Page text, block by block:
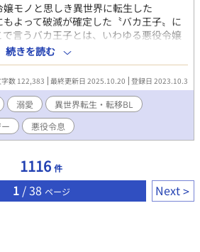
モノと思しき異世界に転生した
もよって破滅が確定した〝バカ王子〟に
言うバカ王子とは、いわゆる悪役令嬢
婚約破棄を主人公に告げ、最後はざまぁ
破滅させられる例のアンポンタンのこ
はこの異世界でそのバカ王子として生
つーわけで、脱☆バカ王子！を目指し、
歩き始めた俺だが、そんな俺になぜ
とイチャコラをキメるはずのヒーロー
方、俺の命を狙う謎の暗殺集団！果た
満載の世界で生き延びることができる
られてんだ？ 2025年10月に全面改稿を
月28日・BLランキング35位ありがとう
29日・BLランキング27位ありがとうご
続きを読む
数 122,383 最終更新日 2025.10.20 登録日 2023.10.3
溺愛
異世界転生・転移BL
悪役令息
1116 件
1/ 38 ページ Next